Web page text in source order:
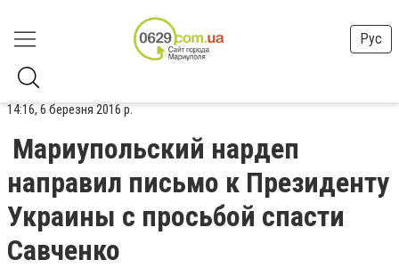
Рус
14:16, 6 березня 2016 р.
Мариупольский нардеп
направил письмо к Президенту
Украины с просьбой спасти
Савченко